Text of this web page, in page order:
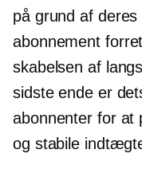
på grund af deres
abonnement
skabelsen af
sidste ende er
abonnenter for at
og stabile